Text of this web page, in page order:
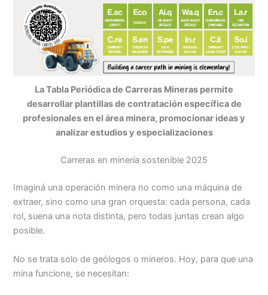
La Tabla Periódica de Carreras Mineras permite
desarrollar plantillas de contratación específica de
profesionales en el área minera, promocionar ideas y
analizar estudios y especializaciones
Carreras en minería sostenible 2025
Imaginá una operación minera no como una máquina de
extraer, sino como una gran orquesta: cada persona, cada
rol, suena una nota distinta, pero todas juntas crean algo
posible.
No se trata solo de geólogos o mineros. Hoy, para que una
mina funcione, se necesitan: